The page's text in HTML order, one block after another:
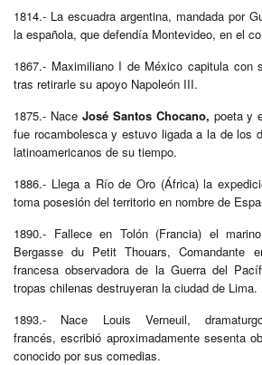
1814.- La escuadra argentina, mandada por
la española, que defendía Montevideo, en el
1867.- Maximiliano I de México capitula con
tras retirarle su apoyo Napoleón III.
1875.- NaceJosé Santos Chocano, poeta y
fue rocambolesca y estuvo ligada a la de los
latinoamericanos de su tiempo.
1886.- Llega a Río de Oro (África) la
toma posesión del territorio en nombre de
1890.- Fallece en Tolón (Francia) el
Bergasse du Petit Thouars, Comandante
francesa observadora de la Guerra del
tropas chilenas destruyeran la ciudad de Lima.
1893.- Nace Louis Verneuil,
francés,escribió aproximadamente sesenta
conocido por sus comedias.